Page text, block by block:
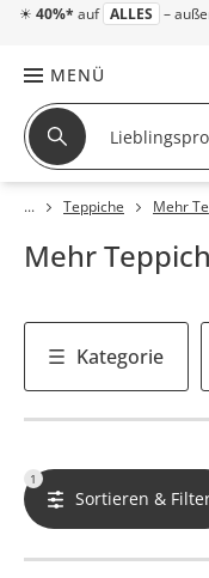
☀ 40%* auf ALLES –
MENÜ
Teppiche Mehr
Mehr
Kategorie
1
Sortieren &